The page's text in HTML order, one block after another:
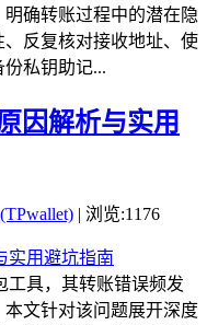
确转账过程中的潜在隐
反复核对接收地址、使
私钥助记...
因解析与实用
| 浏览:1176
工具，其转账错误频发
文针对该问题展开深度